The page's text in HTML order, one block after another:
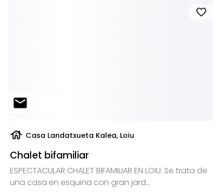
favorite
mail
house Casa Landatxueta Kalea, Loiu
Chalet bifamiliar
ESPECTACULAR CHALET BIFAMILIAR EN LOIU. Se trata de
una casa en esquina con gran jard...